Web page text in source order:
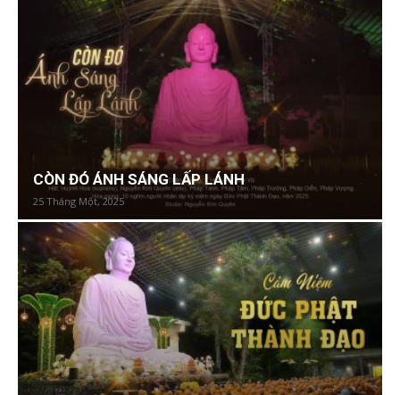
CÒN ĐÓ ÁNH SÁNG LẤP LÁNH
25 Tháng Một, 2025